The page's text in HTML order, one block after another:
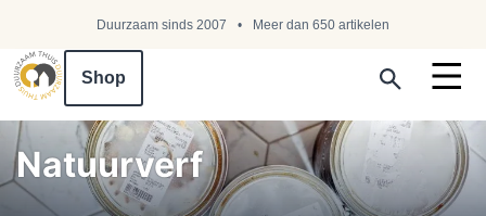
Duurzaam sinds 2007 Meer dan 650 artikelen
Shop
Natuurverf